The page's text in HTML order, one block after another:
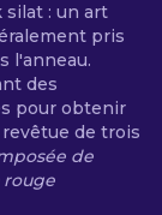
silat : un art
pris
l'anneau.
des
pour obtenir
de trois
de
rouge